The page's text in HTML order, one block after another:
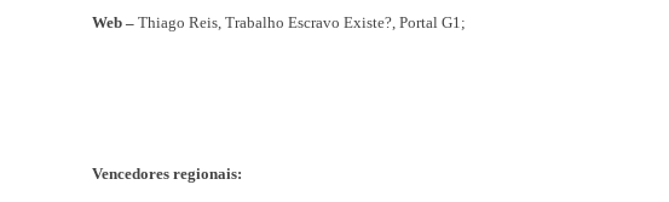
Web – Thiago Reis, Trabalho Escravo Existe?, Portal G1;
Vencedores regionais: